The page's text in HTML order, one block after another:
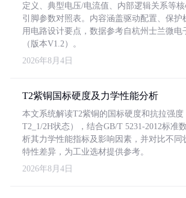
定义、典型电压/电流值、内部逻辑关系等
引脚参数对照表。内容涵盖驱动配置、保护
用电路设计要点，数据参考自杭州士兰微电
（版本V1.2）。
2026年8月4日
T2紫铜国标硬度及力学性能分析
本文系统解读T2紫铜的国标硬度和抗拉强度
T2_1/2H状态），结合GB/T 5231-2012标准
析其力学性能指标及影响因素，并对比不同
特性差异，为工业选材提供参考。
2026年8月4日